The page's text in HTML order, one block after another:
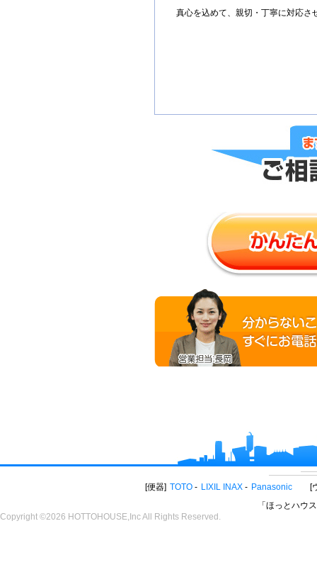
真心を込めて、親切・丁寧に対応さ
便器 TOTO LIXIL INAX Panasonic
「ほっとハウ
Copyright ©2026 HOTTOHOUSE,Inc All Rights Reserved.